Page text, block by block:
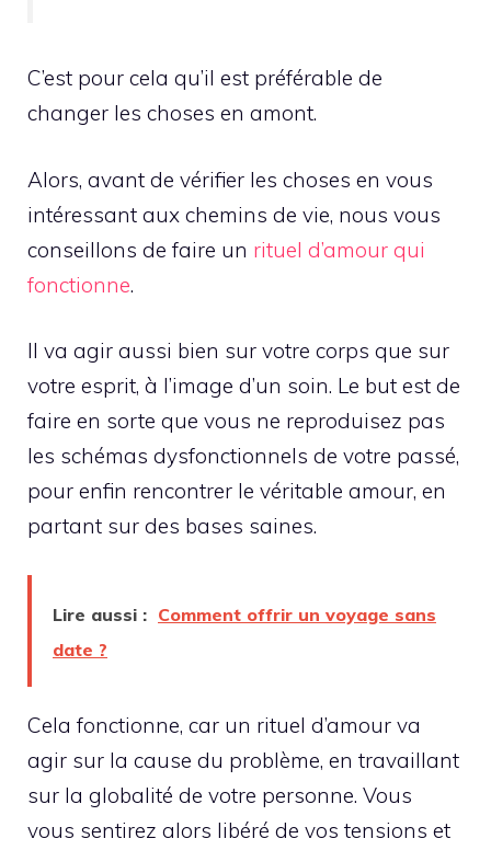
C’est pour cela qu’il est préférable de
changer les choses en amont.
Alors, avant de vérifier les choses en vous
intéressant aux chemins de vie, nous vous
conseillons de faire un rituel d’amour qui
fonctionne.
Il va agir aussi bien sur votre corps que sur
votre esprit, à l’image d’un soin. Le but est de
faire en sorte que vous ne reproduisez pas
les schémas dysfonctionnels de votre passé,
pour enfin rencontrer le véritable amour, en
partant sur des bases saines.
Lire aussi : Comment offrir un voyage sans
date ?
Cela fonctionne, car un rituel d’amour va
agir sur la cause du problème, en travaillant
sur la globalité de votre personne. Vous
vous sentirez alors libéré de vos tensions et